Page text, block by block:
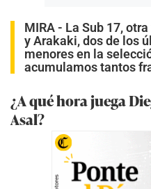
MIRA - La Sub 17,
y Arakaki, dos de los
menores en la
acumulamos tantos
¿A qué hora juega
Asal?